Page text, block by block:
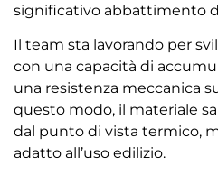
significativo abbattimento
Il team sta lavorando per
con una capacità di
una resistenza meccanica
questo modo, il materiale
dal punto di vista termico,
adatto all’uso edilizio.